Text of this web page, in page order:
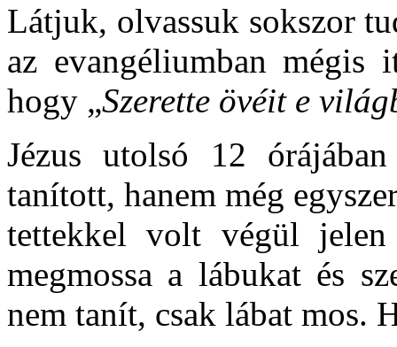
Látjuk, olvassuk sokszor
az evangéliumban mégis
hogy „Szerette övéit e
Jézus utolsó 12
tanított, hanem még
tettekkel volt végül jelen
megmossa a lábukat és
nem tanít, csak lábat mos.